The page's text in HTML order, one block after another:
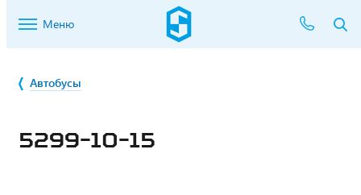
Меню
Автобусы
5299-10-15